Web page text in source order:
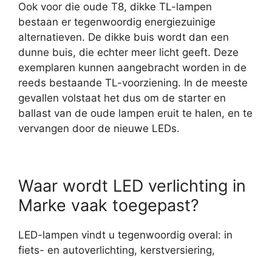
Ook voor die oude T8, dikke TL-lampen
bestaan er tegenwoordig energiezuinige
alternatieven. De dikke buis wordt dan een
dunne buis, die echter meer licht geeft. Deze
exemplaren kunnen aangebracht worden in de
reeds bestaande TL-voorziening. In de meeste
gevallen volstaat het dus om de starter en
ballast van de oude lampen eruit te halen, en te
vervangen door de nieuwe LEDs.
Waar wordt LED verlichting in
Marke vaak toegepast?
LED-lampen vindt u tegenwoordig overal: in
fiets- en autoverlichting, kerstversiering,